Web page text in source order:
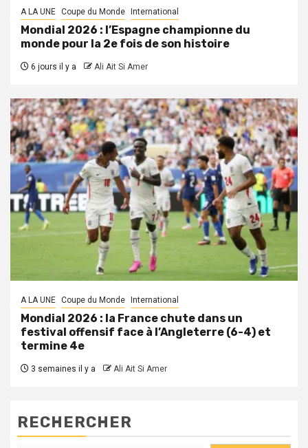
A LA UNE Coupe du Monde International
Mondial 2026 : l’Espagne championne du
monde pour la 2e fois de son histoire
6 jours il y a Ali Ait Si Amer
A LA UNE Coupe du Monde International
Mondial 2026 : la France chute dans un
festival offensif face à l’Angleterre (6-4) et
termine 4e
3 semaines il y a Ali Ait Si Amer
RECHERCHER